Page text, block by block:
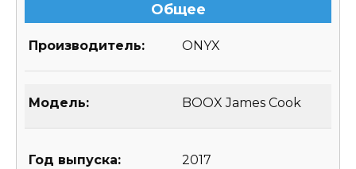
Общее
Производитель: ONYX
Модель: BOOX James Cook
Год выпуска: 2017